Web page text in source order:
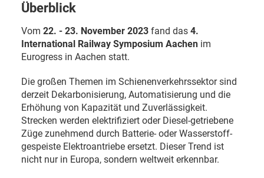
Überblick
Vom 22. - 23. November 2023 fand das 4.
International Railway Symposium Aachen im
Eurogress in Aachen statt.
Die großen Themen im Schienenverkehrssektor sind
derzeit Dekarbonisierung, Automatisierung und die
Erhöhung von Kapazität und Zuverlässigkeit.
Strecken werden elektrifiziert oder Diesel-getriebene
Züge zunehmend durch Batterie- oder Wasserstoff-
gespeiste Elektroantriebe ersetzt. Dieser Trend ist
nicht nur in Europa, sondern weltweit erkennbar.